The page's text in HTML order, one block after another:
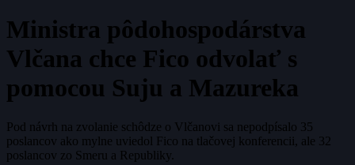
Ministra pôdohospodárstva
Vlčana chce Fico odvolať s
pomocou Suju a Mazureka
Pod návrh na zvolanie schôdze o Vlčanovi sa nepodpísalo 35
poslancov ako mylne uviedol Fico na tlačovej konferencii, ale 32
poslancov zo Smeru a Republiky.